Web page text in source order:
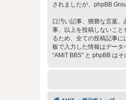
されましたが、phpBB
口汚い記事、猥褻な言葉
事、以上を投稿しないこ
るため、全ての投稿記事
板で入力した情報はデータ
“AMiT BBS” と phpBB はそ